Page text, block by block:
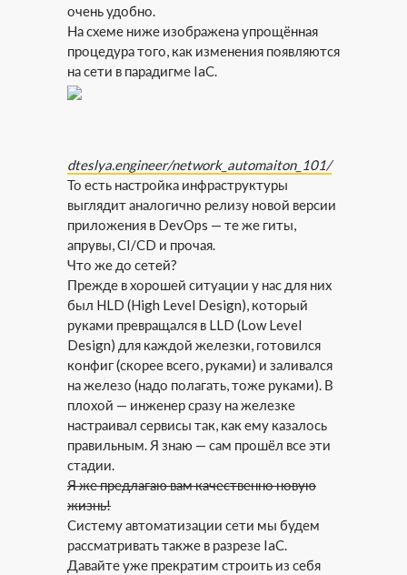
очень удобно.
На схеме ниже изображена упрощённая
процедура того, как изменения появляются
на сети в парадигме IaC.
dteslya.engineer/network_automaiton_101/
То есть настройка инфраструктуры
выглядит аналогично релизу новой версии
приложения в DevOps — те же гиты,
апрувы, CI/CD и прочая.
Что же до сетей?
Прежде в хорошей ситуации у нас для них
был HLD (High Level Design), который
руками превращался в LLD (Low Level
Design) для каждой железки, готовился
конфиг (скорее всего, руками) и заливался
на железо (надо полагать, тоже руками). В
плохой — инженер сразу на железке
настраивал сервисы так, как ему казалось
правильным. Я знаю — сам прошёл все эти
стадии.
Я же предлагаю вам качественно новую
жизнь!
Систему автоматизации сети мы будем
рассматривать также в разрезе IaC.
Давайте уже прекратим строить из себя